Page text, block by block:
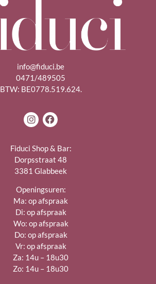
info@fiduci.be
0471/489505
BTW: BE0778.519.624.
Fiduci Shop & Bar:
Dorpsstraat 48
3381 Glabbeek
Openingsuren:
Ma: op afspraak
Di: op afspraak
Wo: op afspraak
Do: op afspraak
Vr: op afspraak
Za: 14u – 18u30
Zo: 14u – 18u30